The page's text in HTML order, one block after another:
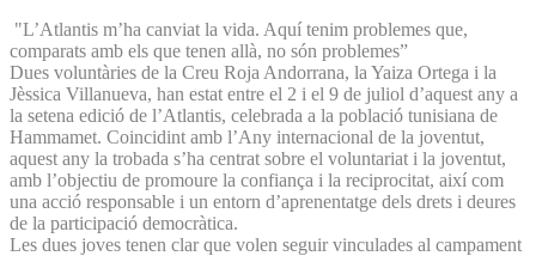
"L’Atlantis m’ha canviat la vida. Aquí tenim problemes que,
comparats amb els que tenen allà, no són problemes”
Dues voluntàries de la Creu Roja Andorrana, la Yaiza Ortega i la
Jèssica Villanueva, han estat entre el 2 i el 9 de juliol d’aquest any a
la setena edició de l’Atlantis, celebrada a la població tunisiana de
Hammamet. Coincidint amb l’Any internacional de la joventut,
aquest any la trobada s’ha centrat sobre el voluntariat i la joventut,
amb l’objectiu de promoure la confiança i la reciprocitat, així com
una acció responsable i un entorn d’aprenentatge dels drets i deures
de la participació democràtica.
Les dues joves tenen clar que volen seguir vinculades al campament